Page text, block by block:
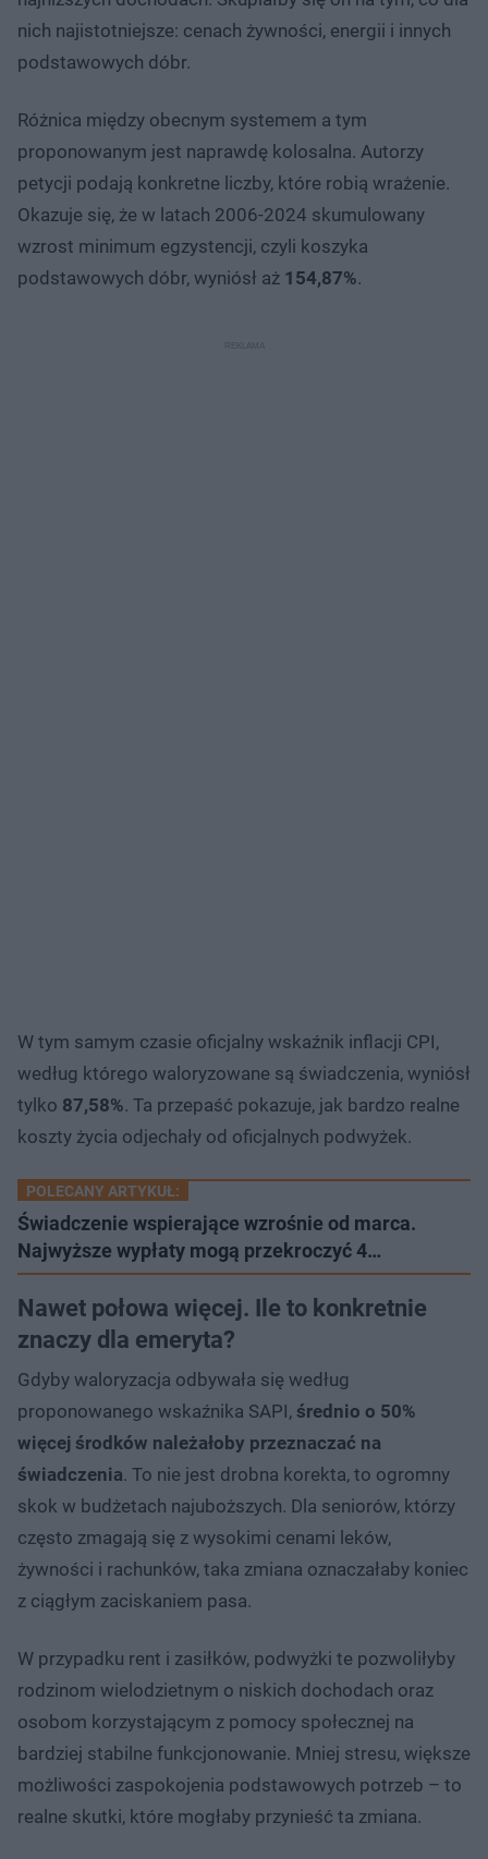
nich najistotniejsze: cenach żywności, energii i innych
podstawowych dóbr.
Różnica między obecnym systemem a tym
proponowanym jest naprawdę kolosalna. Autorzy
petycji podają konkretne liczby, które robią wrażenie.
Okazuje się, że w latach 2006-2024 skumulowany
wzrost minimum egzystencji, czyli koszyka
podstawowych dóbr, wyniósł aż 154,87%.
W tym samym czasie oficjalny wskaźnik inflacji CPI,
według którego waloryzowane są świadczenia, wyniósł
tylko 87,58%. Ta przepaść pokazuje, jak bardzo realne
koszty życia odjechały od oficjalnych podwyżek.
POLECANY ARTYKUŁ:
Świadczenie wspierające wzrośnie od marca.
Najwyższe wypłaty mogą przekroczyć 4…
Nawet połowa więcej. Ile to konkretnie
znaczy dla emeryta?
Gdyby waloryzacja odbywała się według
proponowanego wskaźnika SAPI, średnio o 50%
więcej środków należałoby przeznaczać na
świadczenia. To nie jest drobna korekta, to ogromny
skok w budżetach najuboższych. Dla seniorów, którzy
często zmagają się z wysokimi cenami leków,
żywności i rachunków, taka zmiana oznaczałaby koniec
z ciągłym zaciskaniem pasa.
W przypadku rent i zasiłków, podwyżki te pozwoliłyby
rodzinom wielodzietnym o niskich dochodach oraz
osobom korzystającym z pomocy społecznej na
bardziej stabilne funkcjonowanie. Mniej stresu, większe
możliwości zaspokojenia podstawowych potrzeb – to
realne skutki, które mogłaby przynieść ta zmiana.